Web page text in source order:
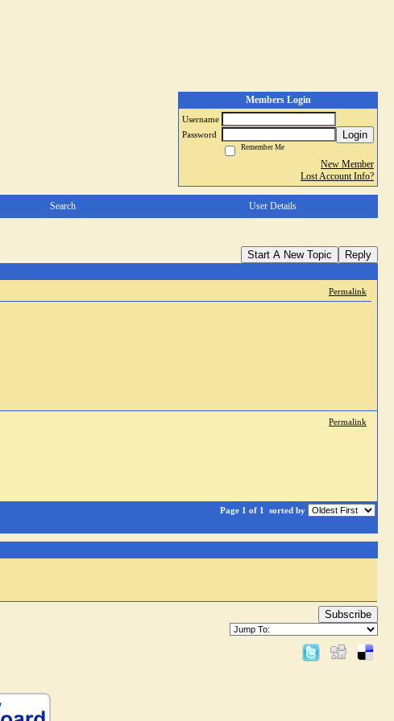
Members Login
Username
Password
Login
Remember Me
New Member
Lost Account Info?
Search User Details
Start A New Topic Reply
Permalink
Permalink
Page 1 of 1 sorted by
Subscribe